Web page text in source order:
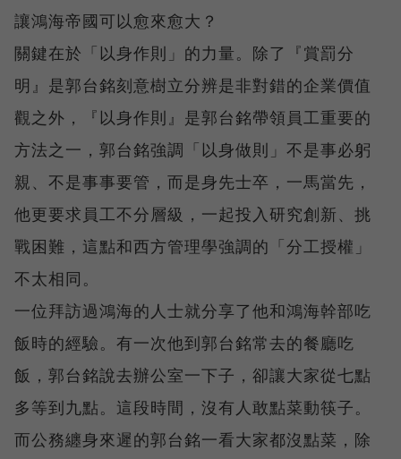
讓鴻海帝國可以愈來愈大？
關鍵在於「以身作則」的力量。除了『賞罰分
明』是郭台銘刻意樹立分辨是非對錯的企業價值
觀之外，『以身作則』是郭台銘帶領員工重要的
方法之一，郭台銘強調「以身做則」不是事必躬
親、不是事事要管，而是身先士卒，一馬當先，
他更要求員工不分層級，一起投入研究創新、挑
戰困難，這點和西方管理學強調的「分工授權」
不太相同。
一位拜訪過鴻海的人士就分享了他和鴻海幹部吃
飯時的經驗。有一次他到郭台銘常去的餐廳吃
飯，郭台銘說去辦公室一下子，卻讓大家從七點
多等到九點。這段時間，沒有人敢點菜動筷子。
而公務纏身來遲的郭台銘一看大家都沒點菜，除